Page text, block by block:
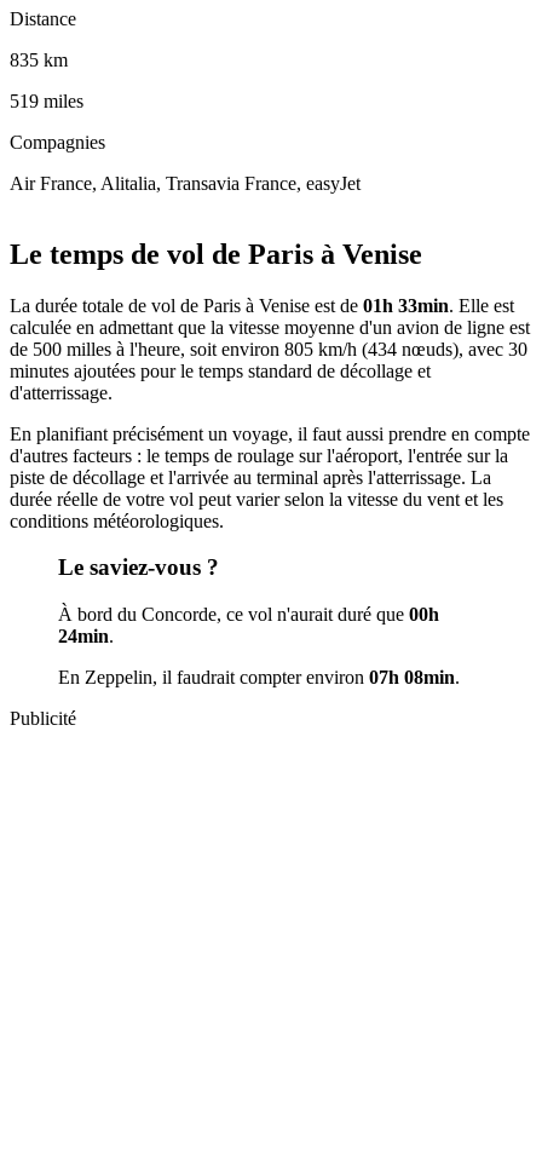
Distance
835 km
519 miles
Compagnies
Air France, Alitalia, Transavia France, easyJet
+
Le temps de vol de Paris à Venise
La durée totale de vol de Paris à Venise est de 01h 33min. Elle est
calculée en admettant que la vitesse moyenne d'un avion de ligne est
de 500 milles à l'heure, soit environ 805 km/h (434 nœuds), avec 30
minutes ajoutées pour le temps standard de décollage et
d'atterrissage.
En planifiant précisément un voyage, il faut aussi prendre en compte
d'autres facteurs : le temps de roulage sur l'aéroport, l'entrée sur la
piste de décollage et l'arrivée au terminal après l'atterrissage. La
durée réelle de votre vol peut varier selon la vitesse du vent et les
conditions météorologiques.
Le saviez-vous ?
À bord du Concorde, ce vol n'aurait duré que 00h
24min.
En Zeppelin, il faudrait compter environ 07h 08min.
Publicité